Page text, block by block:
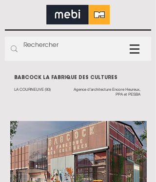
BABCOCK LA FABRIQUE DES CULTURES
LA COURNEUVE (93)
Agence d’architecture Encore Heureux,
PPA et PESBA